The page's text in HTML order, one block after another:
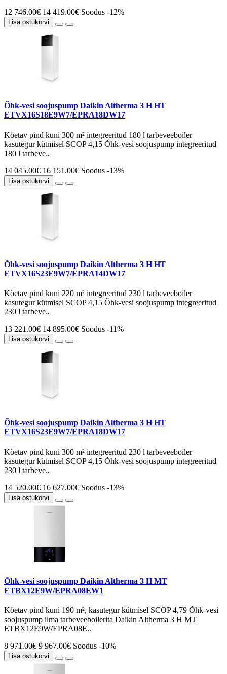
12 746.00€ 14 419.00€ Soodus -12%
Lisa ostukorvi
Õhk-vesi soojuspump Daikin Altherma 3 H HT
ETVX16S18E9W7/EPRA18DW17
Köetav pind kuni 300 m² integreeritud 180 l tarbeveeboiler
kasutegur kütmisel SCOP 4,15 Õhk-vesi soojuspump integreeritud
180 l tarbeve..
14 045.00€ 16 151.00€ Soodus -13%
Lisa ostukorvi
Õhk-vesi soojuspump Daikin Altherma 3 H HT
ETVX16S23E9W7/EPRA14DW17
Köetav pind kuni 220 m² integreeritud 230 l tarbeveeboiler
kasutegur kütmisel SCOP 4,15 Õhk-vesi soojuspump integreeritud
230 l tarbeve..
13 221.00€ 14 895.00€ Soodus -11%
Lisa ostukorvi
Õhk-vesi soojuspump Daikin Altherma 3 H HT
ETVX16S23E9W7/EPRA18DW17
Köetav pind kuni 300 m² integreeritud 230 l tarbeveeboiler
kasutegur kütmisel SCOP 4,15 Õhk-vesi soojuspump integreeritud
230 l tarbeve..
14 520.00€ 16 627.00€ Soodus -13%
Lisa ostukorvi
Õhk-vesi soojuspump Daikin Altherma 3 H MT
ETBX12E9W/EPRA08EW1
Köetav pind kuni 190 m², kasutegur kütmisel SCOP 4,79 Õhk-vesi
soojuspump ilma tarbeveeboilerita Daikin Altherma 3 H MT
ETBX12E9W/EPRA08E..
8 971.00€ 9 967.00€ Soodus -10%
Lisa ostukorvi